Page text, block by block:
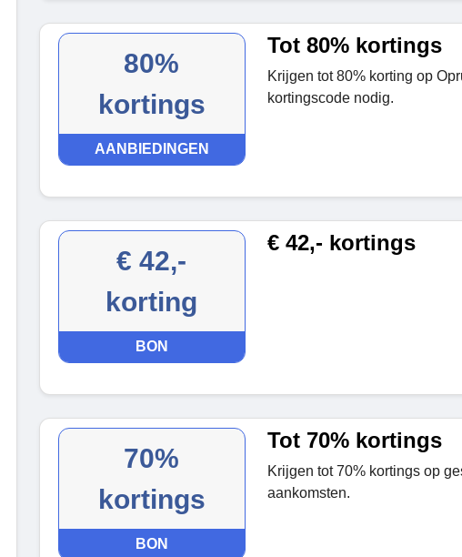
80%
kortings
AANBIEDINGEN
Tot 80% kortings
Krijgen tot 80% korting op
kortingscode nodig.
€ 42,-
korting
BON
€ 42,- kortings
70%
kortings
BON
Tot 70% kortings
Krijgen tot 70% kortings op
aankomsten.